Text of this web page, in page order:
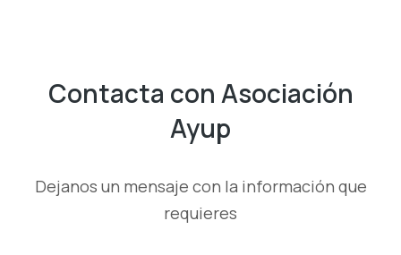
Contacta con Asociación
Ayup
Dejanos un mensaje con la información que
requieres